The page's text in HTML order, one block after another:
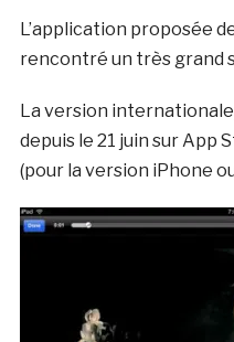
L’application proposée
rencontré un très grand
La version
depuis le 21 juin sur App
(pour la version iPhone